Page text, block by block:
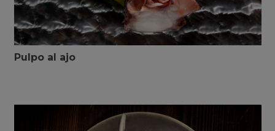
Pulpo al ajo